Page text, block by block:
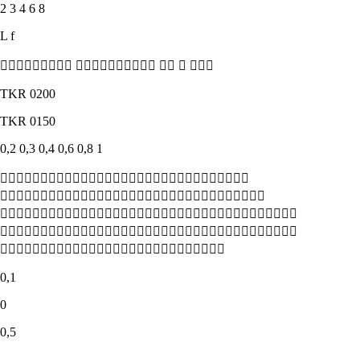
2 3 4 6 8
L f
    
TKR 0200
TKR 0150
0,2 0,3 0,4 0,6 0,8 1





0,1
0
0,5